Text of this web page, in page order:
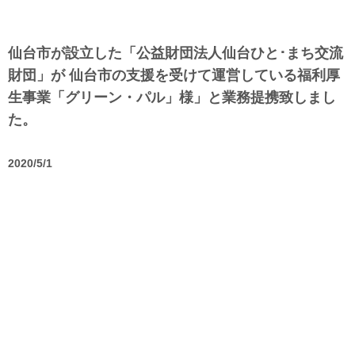
仙台市が設立した「公益財団法人仙台ひと･まち交流
財団」が 仙台市の支援を受けて運営している福利厚
生事業「グリーン・パル」様」と業務提携致しまし
た。
2020/5/1